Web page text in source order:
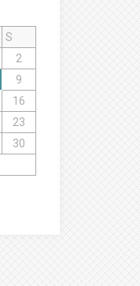
S
2
9
16
23
30